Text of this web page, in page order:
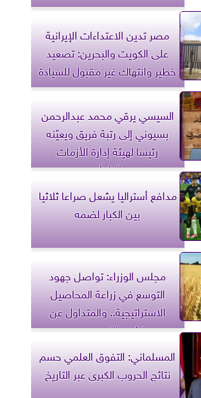
مصر تدين الاعتداءات الإيرانية
على الكويت والبحرين: تصعيد
خطير وانتهاك غير مقبول للسيادة
السيسي يرقي محمد عبدالرحمن
بسيوني إلى رتبة فريق ويعيّنه
رئيسا لهيئة إدارة الأزمات
والطوارئ
مدافع أستراليا يشعل صراعا ثلاثيا
بين الكبار لضمه
مجلس الوزراء: تواصل جهود
التوسع في زراعة المحاصيل
الاستراتيجية.. والمتداول عن
تراجعها غير صحيح
المسلماني: التفوق العلمي حسم
نتائج الحروب الكبرى عبر التاريخ